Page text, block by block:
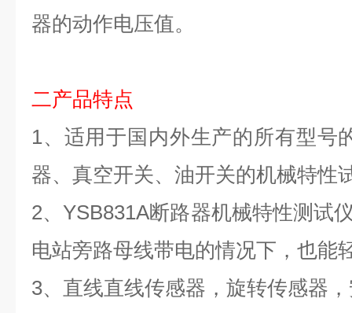
器的动作电压值。
二产品特点
1、适用于国内外生产的所有型号
器、真空开关、油开关的机械特性
2、 YSB831A断路器机械特性测试
电站旁路母线带电的情况下，也能
3、直线直线传感器，旋转传感器